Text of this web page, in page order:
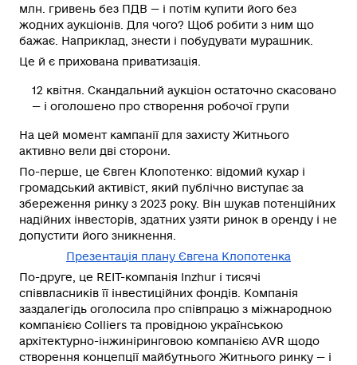
млн. гривень без ПДВ — і потім купити його без
жодних аукціонів. Для чого? Щоб робити з ним що
бажає. Наприклад, знести і побудувати мурашник.
Це й є прихована приватизація.
12 квітня. Скандальний аукціон остаточно скасовано
— і оголошено про створення робочої групи
На цей момент кампанії для захисту Житнього
активно вели дві сторони.
По-перше, це Євген Клопотенко: відомий кухар і
громадський активіст, який публічно виступає за
збереження ринку з 2023 року. Він шукав потенційних
надійних інвесторів, здатних узяти ринок в оренду і не
допустити його зникнення.
Презентація плану Євгена Клопотенка
По-друге, це REIT-компанія Inzhur і тисячі
співвласників її інвестиційних фондів . Компанія
заздалегідь оголосила про співпрацю з міжнародною
компанією Colliers та провідною українською
архітектурно-інжиніринговою компанією AVR щодо
створення концепції майбутнього Житнього ринку — і